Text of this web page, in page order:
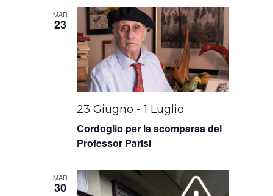
MAR
23
Cordoglio per la scomparsa del
Professor Parisi
23 Giugno -1 Luglio
MAR
30